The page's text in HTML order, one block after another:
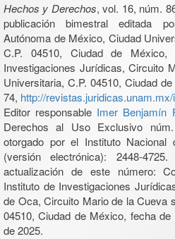
Hechos y Derechos, vol. 16, núm.
publicación bimestral editada
Autónoma de México, Ciudad
C.P. 04510, Ciudad de
Investigaciones Jurídicas, Circuito
Universitaria, C.P. 04510, Ciudad
74, http://
Editor responsable Imer Benjamín
Derechos al Uso Exclusivo núm.
otorgado por el Instituto
(versión electrónica): 2448-
actualización de este número:
Instituto de Investigaciones
de Oca, Circuito Mario de la Cueva
04510, Ciudad de México, fecha
de 2025.